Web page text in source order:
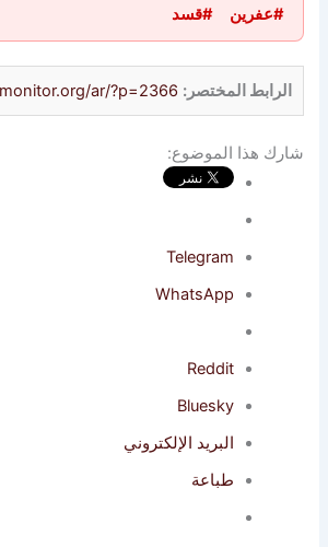
#عفرين
#قسد
الرابط المختصر: ar/?p=2366
شارك هذا الموضوع:
Telegram
WhatsApp
Reddit
Bluesky
البريد الإلكتروني
طباعة